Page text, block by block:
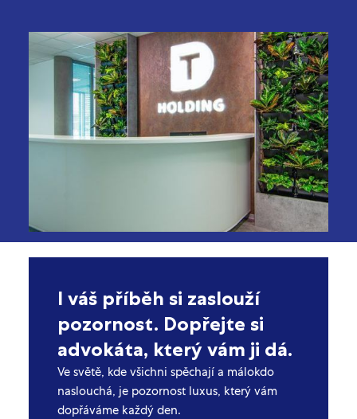
I váš příběh si zaslouží
pozornost. Dopřejte si
advokáta, který vám ji dá.
Ve světě, kde všichni spěchají a málokdo
naslouchá, je pozornost luxus, který vám
dopřáváme každý den.